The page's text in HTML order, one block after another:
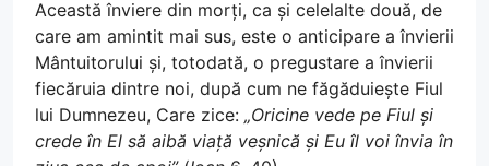
Această înviere din morți, ca și celelalte două, de
care am amintit mai sus, este o anticipare a învierii
Mântuitorului și, totodată, o pregustare a învierii
fiecăruia dintre noi, după cum ne făgăduiește Fiul
lui Dumnezeu, Care zice: „Oricine vede pe Fiul și
crede în El să aibă viață veșnică și Eu îl voi învia în